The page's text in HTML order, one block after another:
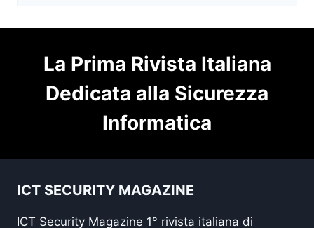
La Prima Rivista Italiana
Dedicata alla Sicurezza
Informatica
ICT SECURITY MAGAZINE
ICT Security Magazine 1° rivista italiana di